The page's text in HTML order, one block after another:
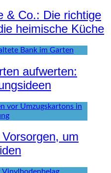
& Co.: Die richtige
heimische Küche
aufwerten:
um